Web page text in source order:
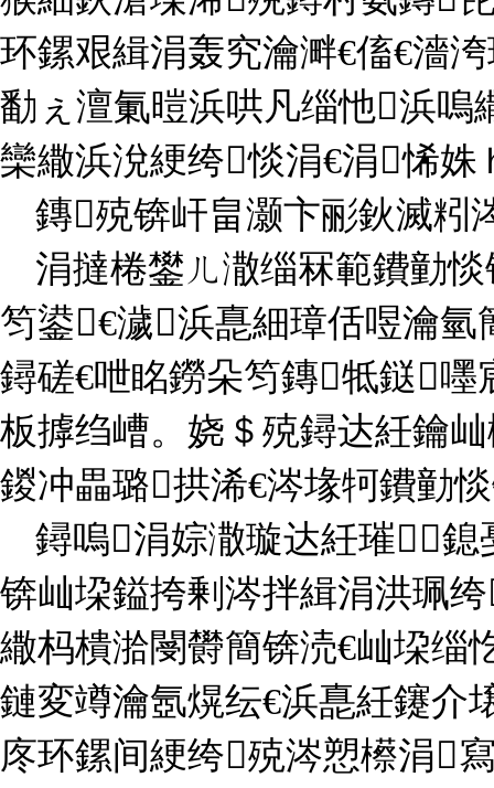
环鏍艰緝涓轰究瀹溿€傗€濇
勫ぇ澶氭暟浜哄凡缁忚浜嗚
欒繖浜涗綆绔惔涓€涓悕
鏄殑锛屽畠灏卞彨鈥滅粌
涓撻棬鐢ㄦ潵缁冧範鐨勭
笉鍙€濊浜嗭細璋佸喅瀹
鐞磋€呭眳鐒朵笉鏄牴鎹
板摢绉嶆。娆＄殑鐞达紝鑰
鍐冲畾璐拱浠€涔堟牱鐨勭
鐞嗚涓婃潵璇达紝璀鎴
锛屾垜鎰挎剰涔拌緝涓洪珮
繖杩樻湁閿欎簡锛涜€屾垜缁
鏈変竴瀹氬熀纭€浜嗭紝鑳介
庝环鏍间綆绔殑涔愬櫒涓